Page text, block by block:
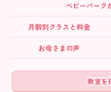
ベビーパーク
月齢別クラス と料金
お母さまの声
教室を